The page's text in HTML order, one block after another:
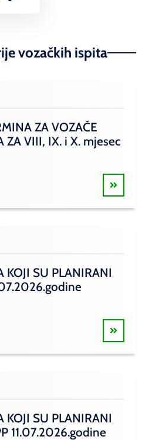
vozačkih ispita
ZA VOZAČE
ZA VIII, IX. i X. mjesec
KOJI SU PLANIRANI
KOJI SU PLANIRANI
11.07.2026.godine